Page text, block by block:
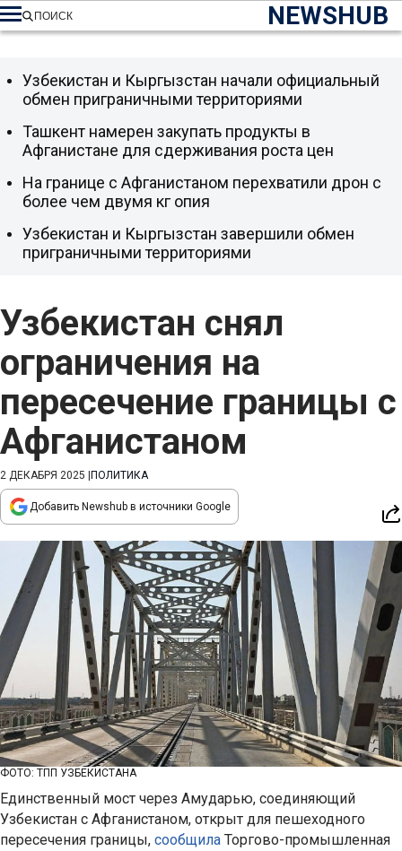
NEWSHUB
ПОИСК
Узбекистан снял
ограничения на
пересечение границы с
Афганистаном
2 ДЕКАБРЯ 2025 ПОЛИТИКА
Добавить Newshub в источники Google
ФОТО: ТПП УЗБЕКИСТАНА
Единственный мост через Амударью, соединяющий
Узбекистан с Афганистаном, открыт для пешеходного
пересечения границы, сообщила Торгово-промышленная
Узбекистан и Кыргызстан начали официальный
обмен приграничными территориями
Ташкент намерен закупать продукты в
Афганистане для сдерживания роста цен
На границе с Афганистаном перехватили дрон с
более чем двумя кг опия
Узбекистан и Кыргызстан завершили обмен
приграничными территориями